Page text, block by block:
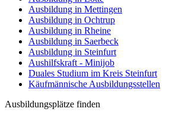
Ausbildung in Mettingen
Ausbildung in Ochtrup
Ausbildung in Rheine
Ausbildung in Saerbeck
Ausbildung in Steinfurt
Aushilfskraft - Minijob
Duales Studium im Kreis Steinfurt
Käufmännische Ausbildungsstellen
Ausbildungsplätze finden